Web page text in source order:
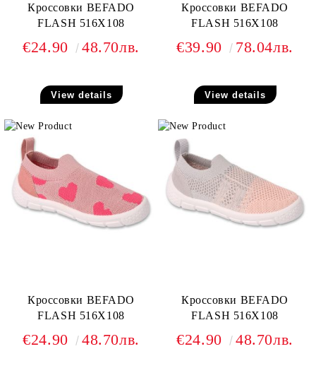
Кроссовки BEFADO
FLASH 516X108
€24.90 48.70лв.
View details
Кроссовки BEFADO
FLASH 516X108
€39.90 78.04лв.
View details
Кроссовки BEFADO
FLASH 516X108
€24.90 48.70лв.
Кроссовки BEFADO
FLASH 516X108
€24.90 48.70лв.